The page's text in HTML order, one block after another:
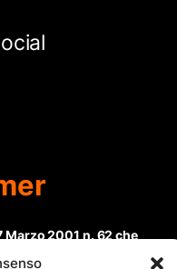
Marzo 2001 n. 62 che
di “Informazione